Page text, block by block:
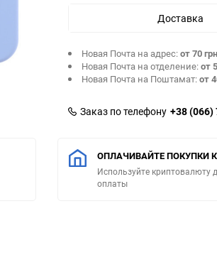
Доставка
Новая Почта на адрес:от 70
Новая Почта на отделение:от
Новая Почта на Поштамат:от
Заказ по телефону +38 (066)
ОПЛАЧИВАЙТЕ ПОКУПКИ
Используйте криптовалюту
оплаты